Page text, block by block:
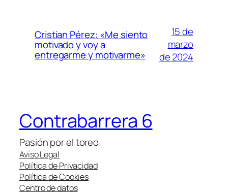
Cristian Pérez: «Me siento
motivado y voy a
entregarme y motivarme»
15 de
marzo
de 2024
Contrabarrera 6
Pasión por el toreo
Aviso Legal
Política de Privacidad
Política de Cookies
Centro de datos